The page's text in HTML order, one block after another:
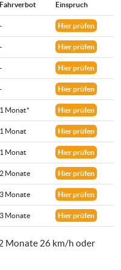
Fahrverbot Einspruch
- Hier prüfen
- Hier prüfen
- Hier prüfen
- Hier prüfen
1 Monat* Hier prüfen
1 Monat Hier prüfen
1 Monat Hier prüfen
2 Monate Hier prüfen
3 Monate Hier prüfen
3 Monate Hier prüfen
Monate 26 km/h oder